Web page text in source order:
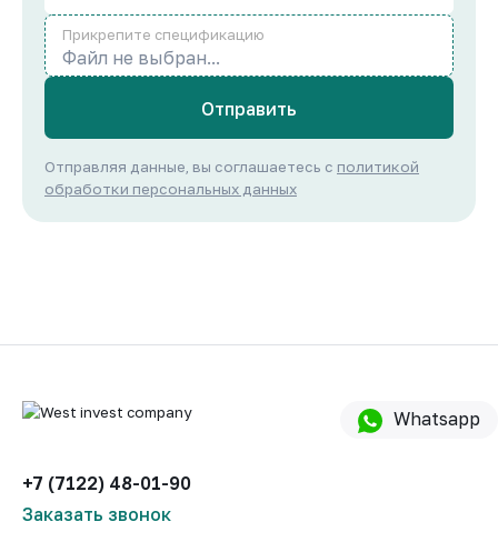
Прикрепите спецификацию
Файл не выбран...
Отправить
Отправляя данные, вы соглашаетесь с политикой
обработки персональных данных
+7 (7122) 48-01-90
Заказать звонок
Whatsapp